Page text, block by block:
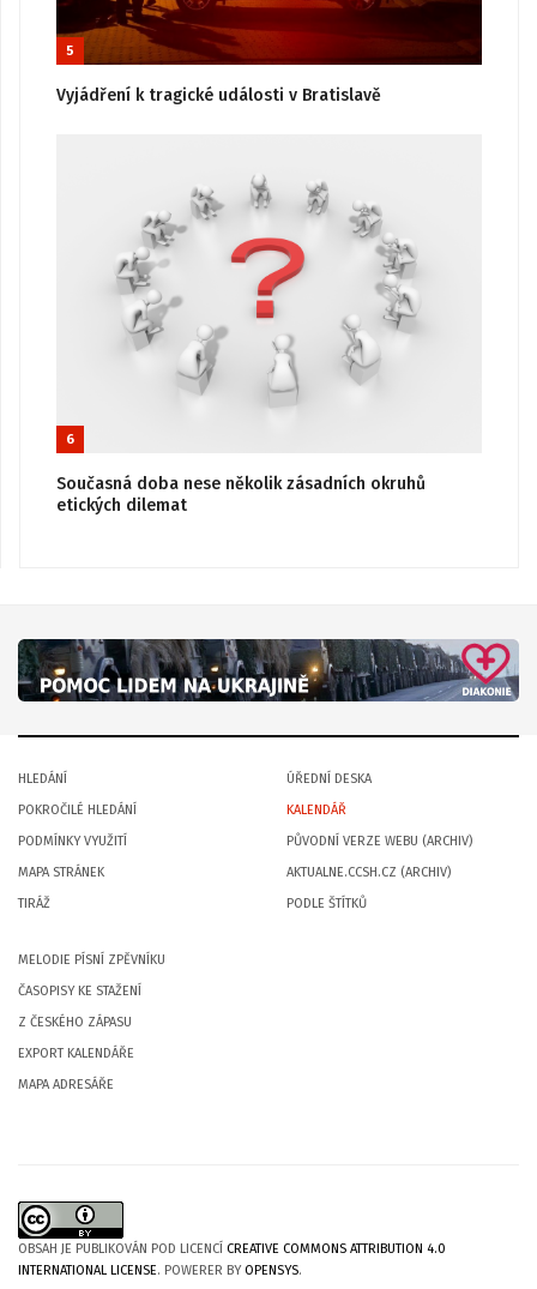
5
Vyjádření k tragické události v Bratislavě
6
Současná doba nese několik zásadních okruhů
etických dilemat
HLEDÁNÍ
POKROČILÉ HLEDÁNÍ
PODMÍNKY VYUŽITÍ
MAPA STRÁNEK
TIRÁŽ
ÚŘEDNÍ DESKA
KALENDÁŘ
PŮVODNÍ VERZE WEBU (ARCHIV)
AKTUALNE.CCSH.CZ (ARCHIV)
PODLE ŠTÍTKŮ
MELODIE PÍSNÍ ZPĚVNÍKU
ČASOPISY KE STAŽENÍ
Z ČESKÉHO ZÁPASU
EXPORT KALENDÁŘE
MAPA ADRESÁŘE
OBSAH JE PUBLIKOVÁN POD LICENCÍ CREATIVE COMMONS ATTRIBUTION 4.0
INTERNATIONAL LICENSE. POWERER BYOPENSYS.